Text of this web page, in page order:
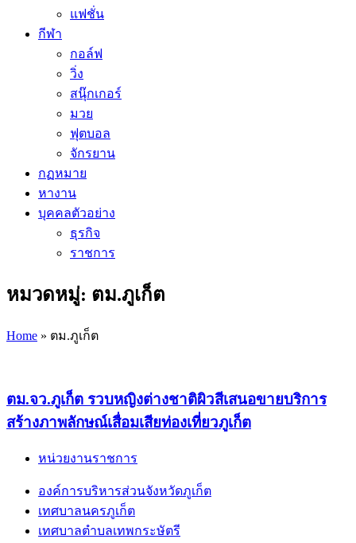
แฟชั่น
กีฬา
กอล์ฟ
วิ่ง
สนุ๊กเกอร์
มวย
ฟุตบอล
จักรยาน
กฏหมาย
หางาน
บุคคลตัวอย่าง
ธุรกิจ
ราชการ
หมวดหมู่: ตม.ภูเก็ต
Home » ตม.ภูเก็ต
ตม.จว.ภูเก็ต รวบหญิงต่างชาติผิวสีเสนอขายบริการ
สร้างภาพลักษณ์เสื่อมเสียท่องเที่ยวภูเก็ต
หน่วยงานราชการ
องค์การบริหารส่วนจังหวัดภูเก็ต
เทศบาลนครภูเก็ต
เทศบาลตำบลเทพกระษัตรี